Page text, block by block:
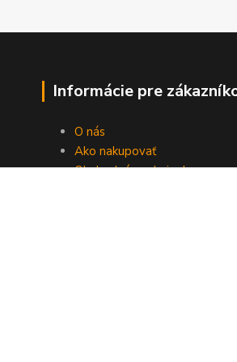
Informácie pre
O nás
Ako nakupovať
Obchodné podmienky